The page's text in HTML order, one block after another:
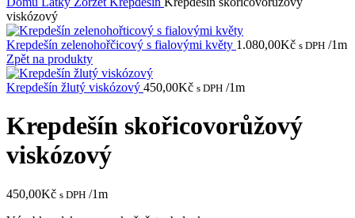
viskózový
Krepdešín zelenohořčicový s fialovými květy 1.080,00Kč s DPH /1m
Zpět na produkty
Krepdešín žlutý viskózový 450,00Kč s DPH /1m
Krepdešín skořicovorůžový
viskózový
450,00Kč s DPH /1m